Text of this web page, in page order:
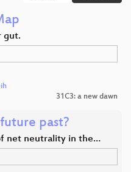
gut.
31C3: a new dawn
past?
net neutrality in the…